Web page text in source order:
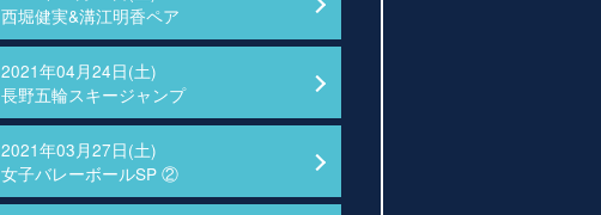
西堀健実&溝江明香ペア
2021年04月24日(土)
長野五輪スキージャンプ
2021年03月27日(土)
女子バレーボールSP ②